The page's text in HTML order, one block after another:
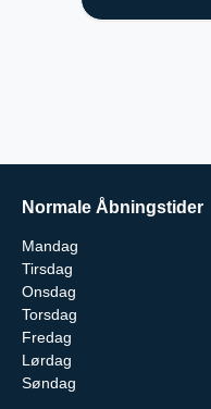
Normale Åbningstider
Mandag
Tirsdag
Onsdag
Torsdag
Fredag
Lørdag
Søndag